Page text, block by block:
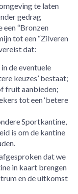
te laten
gedrag
“Bronzen
tot een “Zilveren
dat:
de eventuele
keuzes’ bestaat;
fruit aanbieden;
tot een ‘betere
Sportkantine,
is om de kantine
dat we
in kaart brengen
en de uitkomst